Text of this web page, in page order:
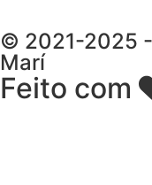
© 2021-2025
Marí
Feito com
Soluções